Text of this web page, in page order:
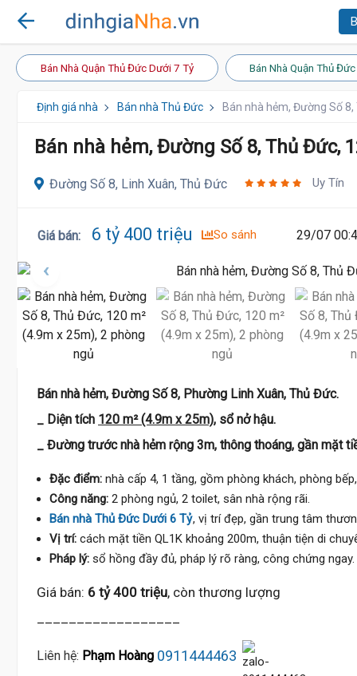
Bán Nhà Quận Thủ Đức Dưới 7 Tỷ Bán Nhà Quận Thủ
Định giá nhà Bán nhà Thủ Đức Bán nhà hẻm, Đường Số
Bán nhà hẻm, Đường Số 8, Thủ Đức,
Đường Số 8, Linh Xuân, Thủ Đức Uy Tín
Giá bán: 6 tỷ 400 triệu So sánh 29/07
Bán nhà hẻm, Đường Số 8, Phường Linh Xuân, Thủ Đức.
_ Diện tích 120 m² (4.9m x 25m), sổ nở hậu.
_ Đường trước nhà hẻm rộng 3m, thông thoáng, gần mặt
Đặc điểm: nhà cấp 4, 1 tầng, gồm phòng khách, phòng
Công năng: 2 phòng ngủ, 2 toilet, sân nhà rộng rãi.
Bán nhà Thủ Đức Dưới 6 Tỷ, vị trí đẹp, gần trung tâm
Vị trí: cách mặt tiền QL1K khoảng 200m, thuận tiện di
Pháp lý: sổ hồng đầy đủ, pháp lý rõ ràng, công chứng ngay.
Giá bán: 6 tỷ 400 triệu, còn thương lượng
Liên hệ: Phạm Hoàng 0911444463